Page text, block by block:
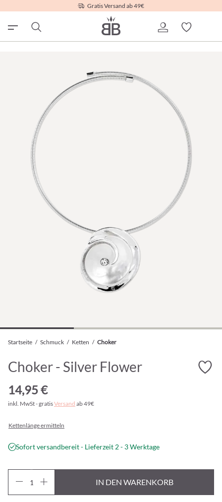
Gratis Versand ab 49€
Startseite / Schmuck / Ketten / Choker
Choker - Silver Flower
14,95 €
inkl. MwSt - gratisVersand ab 49€
Kettenlänge ermitteln
Sofort versandbereit - Lieferzeit 2 - 3 Werktage
IN DEN WARENKORB